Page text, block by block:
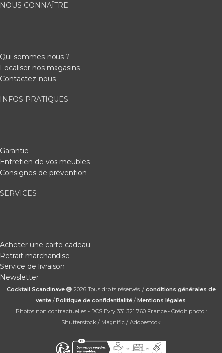
NOUS CONNAÎTRE
Qui sommes-nous ?
Localiser nos magasins
Contactez-nous
INFOS PRATIQUES
Garantie
Entretien de vos meubles
Consignes de prévention
SERVICES
Acheter une carte cadeau
Retrait marchandise
Service de livraison
Newsletter
Cocktail Scandinave 2026 Tous droits réservés. / conditions générales de
vente/ Politique de confidentialité/ Mentions légales
Photos non contractuelles - RCS Evry 331 321 760 France - Crédit photo :
Shutterstock / Magnific / Adobestock